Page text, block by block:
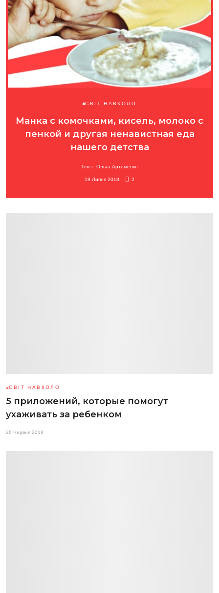
СВІТ НАВКОЛО
Манка с комочками, кисель, молоко с
пенкой и другая ненавистная еда
нашего детства
Текст: Ольга Артеменко
19 Липня 2018 2
СВІТ НАВКОЛО
5 приложений, которые помогут
ухаживать за ребенком
26 Червня 2018